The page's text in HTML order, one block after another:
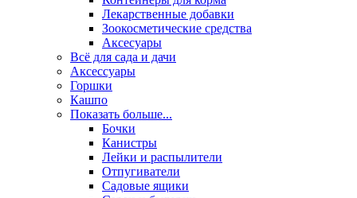
Лекарственные добавки
Зоокосметические средства
Аксесуары
Всё для сада и дачи
Аксессуары
Горшки
Кашпо
Показать больше...
Бочки
Канистры
Лейки и распылители
Отпугиватели
Садовые ящики